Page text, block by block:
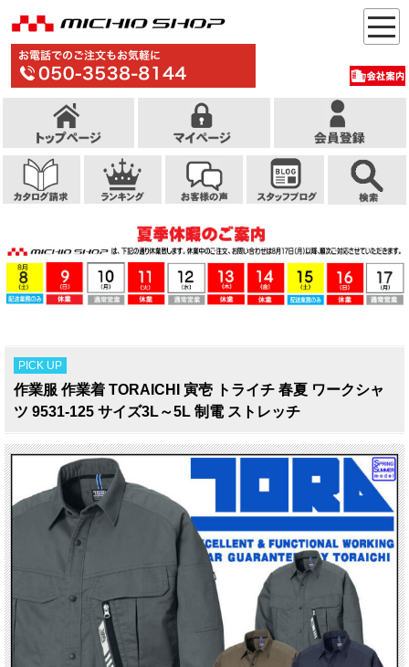
PICK UP
作業服 作業着 TORAICHI 寅壱 トライチ 春夏 ワークシャ
ツ 9531-125 サイズ3L～5L 制電 ストレッチ